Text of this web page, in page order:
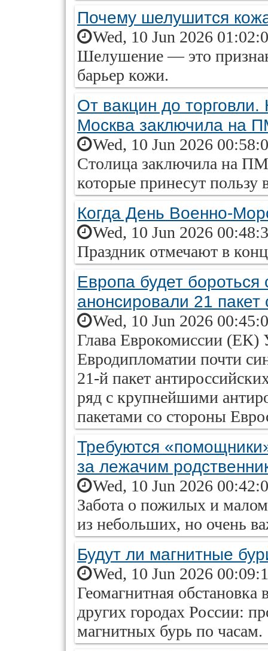
Почему шелушится
Wed, 10 Jun 2026
Шелушение — это
барьер кожи.
От вакцин до
Москва заключила на
Wed, 10 Jun 2026
Столица заключила на
которые принесут пользу
Когда День Военно-
Wed, 10 Jun 2026
Праздник отмечают в
Европа будет
анонсировали 21 пакет
Wed, 10 Jun 2026
Глава Еврокомиссии (ЕК)
Евродипломатии почти
21-й пакет
ряд с крупнейшими
пакетами со стороны
Требуются
за лежачим
Wed, 10 Jun 2026
Забота о пожилых и
из небольших, но очень
Будут ли магнитные
Wed, 10 Jun 2026
Геомагнитная
других городах России:
магнитных бурь по часам.